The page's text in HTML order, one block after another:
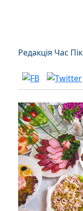
Редакція Час Пік